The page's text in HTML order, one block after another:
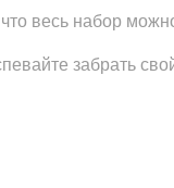
весь набор
забрать